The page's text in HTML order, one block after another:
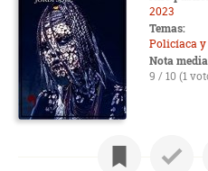
2023
Temas:
Policíaca
Nota
9 / 10 (1